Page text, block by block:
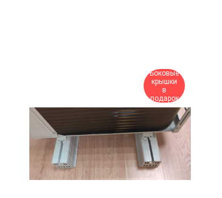
Боковые
крышки
в
подарок